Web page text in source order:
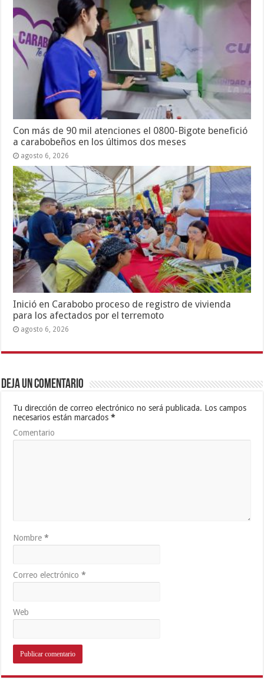
Con más de 90 mil atenciones el 0800-Bigote benefició
a carabobeños en los últimos dos meses
agosto 6, 2026
Inició en Carabobo proceso de registro de vivienda
para los afectados por el terremoto
agosto 6, 2026
Deja un comentario
Tu dirección de correo electrónico no será publicada. Los campos
necesarios están marcados*
Comentario
Nombre*
Correo electrónico*
Web